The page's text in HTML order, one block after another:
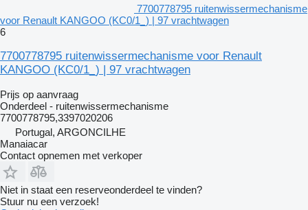
7700778795 ruitenwissermechanisme
voor Renault KANGOO (KC0/1_) | 97 vrachtwagen
6
7700778795 ruitenwissermechanisme voor Renault
KANGOO (KC0/1_) | 97 vrachtwagen
Prijs op aanvraag
Onderdeel - ruitenwissermechanisme
7700778795,3397020206
Portugal, ARGONCILHE
Manaiacar
Contact opnemen met verkoper
Niet in staat een reserveonderdeel te vinden?
Stuur nu een verzoek!